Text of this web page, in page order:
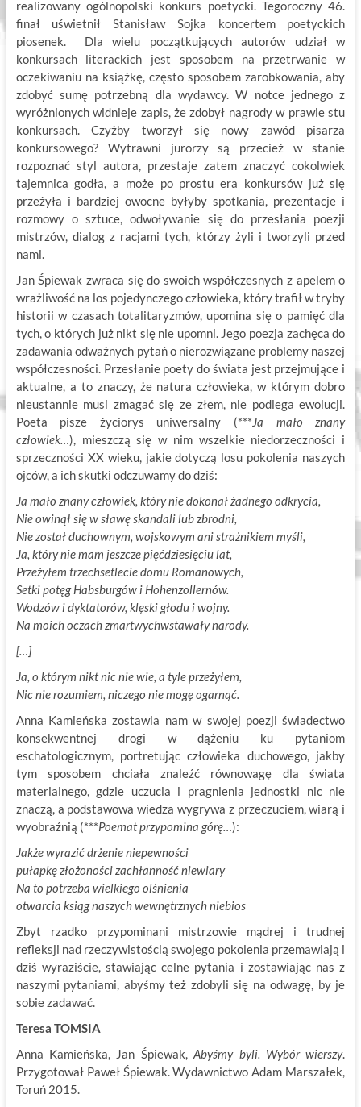
realizowany ogólnopolski konkurs poetycki. Tegoroczny 46.
finał uświetnił Stanisław Sojka koncertem poetyckich
piosenek. Dla wielu początkujących autorów udział w
konkursach literackich jest sposobem na przetrwanie w
oczekiwaniu na książkę, często sposobem zarobkowania, aby
zdobyć sumę potrzebną dla wydawcy. W notce jednego z
wyróżnionych widnieje zapis, że zdobył nagrody w prawie stu
konkursach. Czyżby tworzył się nowy zawód pisarza
konkursowego? Wytrawni jurorzy są przecież w stanie
rozpoznać styl autora, przestaje zatem znaczyć cokolwiek
tajemnica godła, a może po prostu era konkursów już się
przeżyła i bardziej owocne byłyby spotkania, prezentacje i
rozmowy o sztuce, odwoływanie się do przesłania poezji
mistrzów, dialog z racjami tych, którzy żyli i tworzyli przed
nami.
Jan Śpiewak zwraca się do swoich współczesnych z apelem o
wrażliwość na los pojedynczego człowieka, który trafił w tryby
historii w czasach totalitaryzmów, upomina się o pamięć dla
tych, o których już nikt się nie upomni. Jego poezja zachęca do
zadawania odważnych pytań o nierozwiązane problemy naszej
współczesności. Przesłanie poety do świata jest przejmujące i
aktualne, a to znaczy, że natura człowieka, w którym dobro
nieustannie musi zmagać się ze złem, nie podlega ewolucji.
Poeta pisze życiorys uniwersalny (***Ja mało znany
człowiek…), mieszczą się w nim wszelkie niedorzeczności i
sprzeczności XX wieku, jakie dotyczą losu pokolenia naszych
ojców, a ich skutki odczuwamy do dziś:
Ja mało znany człowiek, który nie dokonał żadnego odkrycia,
Nie owinął się w sławę skandali lub zbrodni,
Nie został duchownym, wojskowym ani strażnikiem myśli,
Ja, który nie mam jeszcze pięćdziesięciu lat,
Przeżyłem trzechsetlecie domu Romanowych,
Setki potęg Habsburgów i Hohenzollernów.
Wodzów i dyktatorów, klęski głodu i wojny.
Na moich oczach zmartwychwstawały narody.
[…]
Ja, o którym nikt nic nie wie, a tyle przeżyłem,
Nic nie rozumiem, niczego nie mogę ogarnąć.
Anna Kamieńska zostawia nam w swojej poezji świadectwo
konsekwentnej drogi w dążeniu ku pytaniom
eschatologicznym, portretując człowieka duchowego, jakby
tym sposobem chciała znaleźć równowagę dla świata
materialnego, gdzie uczucia i pragnienia jednostki nic nie
znaczą, a podstawowa wiedza wygrywa z przeczuciem, wiarą i
wyobraźnią (***Poemat przypomina górę…):
Jakże wyrazić drżenie niepewności
pułapkę złożoności zachłanność niewiary
Na to potrzeba wielkiego olśnienia
otwarcia ksiąg naszych wewnętrznych niebios
Zbyt rzadko przypominani mistrzowie mądrej i trudnej
refleksji nad rzeczywistością swojego pokolenia przemawiają i
dziś wyraziście, stawiając celne pytania i zostawiając nas z
naszymi pytaniami, abyśmy też zdobyli się na odwagę, by je
sobie zadawać.
Teresa TOMSIA
Anna Kamieńska, Jan Śpiewak,Abyśmy byli. Wybór wierszy.
Przygotował Paweł Śpiewak. Wydawnictwo Adam Marszałek,
Toruń 2015.